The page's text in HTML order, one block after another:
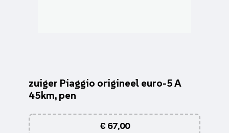
zuiger Piaggio origineel euro-5 A
45km, pen
€67,00